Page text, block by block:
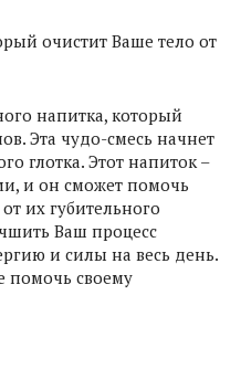
очистит Ваше тело от
напитка, который
Эта чудо-смесь начнет
глотка. Этот напиток –
и он сможет помочь
их губительного
Ваш процесс
и силы на весь день.
помочь своему